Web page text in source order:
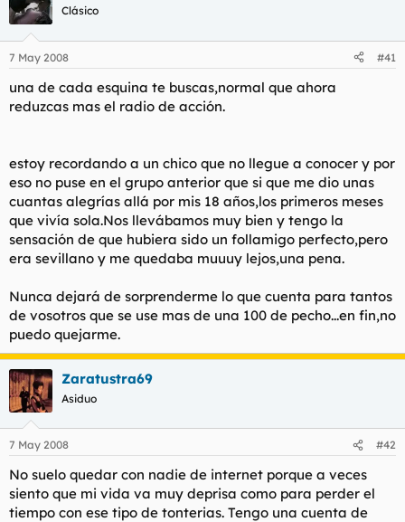
Clásico
7 May 2008 #41
una de cada esquina te buscas,normal que ahora
reduzcas mas el radio de acción.
estoy recordando a un chico que no llegue a conocer y por
eso no puse en el grupo anterior que si que me dio unas
cuantas alegrías allá por mis 18 años,los primeros meses
que vivía sola.Nos llevábamos muy bien y tengo la
sensación de que hubiera sido un follamigo perfecto,pero
era sevillano y me quedaba muuuy lejos,una pena.
Nunca dejará de sorprenderme lo que cuenta para tantos
de vosotros que se use mas de una 100 de pecho...en fin,no
puedo quejarme.
Zaratustra69
Asiduo
7 May 2008 #42
No suelo quedar con nadie de internet porque a veces
siento que mi vida va muy deprisa como para perder el
tiempo con ese tipo de tonterias. Tengo una cuenta de